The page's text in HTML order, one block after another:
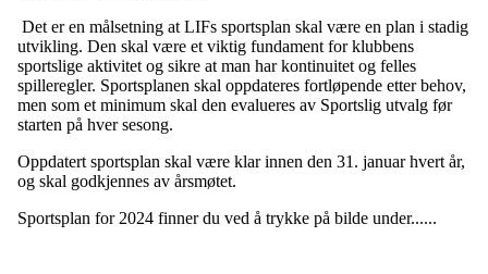
Det er en målsetning at LIFs sportsplan skal være en plan i stadig
utvikling. Den skal være et viktig fundament for klubbens
sportslige aktivitet og sikre at man har kontinuitet og felles
spilleregler. Sportsplanen skal oppdateres fortløpende etter behov,
men som et minimum skal den evalueres av Sportslig utvalg før
starten på hver sesong.
Oppdatert sportsplan skal være klar innen den 31. januar hvert år,
og skal godkjennes av årsmøtet.
Sportsplan for 2024 finner du ved å trykke på bilde under......